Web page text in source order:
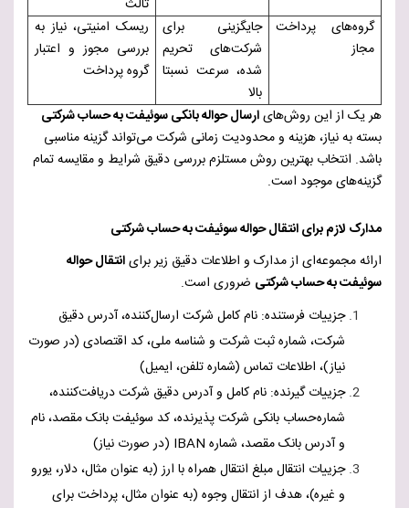
ثالث
گروه‌های پرداخت
مجاز
جایگزینی برای
شرکت‌های تحریم
شده، سرعت نسبتا
بالا
ریسک امنیتی، نیاز به
بررسی مجوز و اعتبار
گروه پرداخت
هر یک از این روش‌هایارسال حواله بانکی سوئیفت به حساب شرکتی
بسته به نیاز، هزینه و محدودیت زمانی شرکت می‌تواند گزینه مناسبی
باشد. انتخاب بهترین روش مستلزم بررسی دقیق شرایط و مقایسه تمام
گزینه‌های موجود است.
مدارک لازم برای انتقال حواله سوئیفت به حساب شرکتی
ارائه مجموعه‌ای از مدارک و اطلاعات دقیق زیر برایانتقال حواله
سوئیفت به حساب شرکتی ضروری است.
جزییات فرستنده: نام کامل شرکت ارسال‌کننده،آدرس دقیق
شرکت، شماره ثبت شرکت و شناسه ملی،کد اقتصادی (در صورت
نیاز)، اطلاعات تماس (شماره تلفن، ایمیل)
جزییات گیرنده: نام کامل وآدرس دقیق شرکت دریافت‌کننده،
شماره‌حساب بانکی شرکت پذیرنده، کد سوئیفت بانک مقصد، نام
و آدرس بانک مقصد، شماره IBAN (در صورت نیاز)
جزییات انتقالمبلغ انتقال همراه با ارز (به عنوان مثال، دلار، یورو
و غیره)، هدف از انتقال وجوه (به عنوان مثال، پرداخت برای